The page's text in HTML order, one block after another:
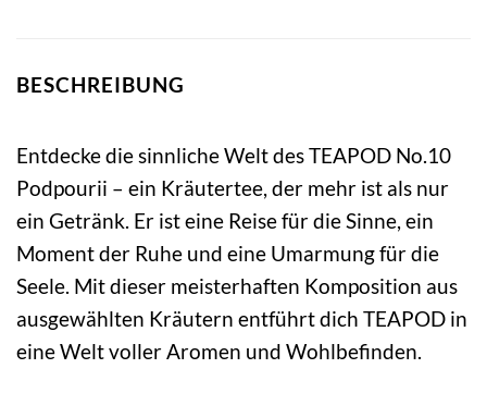
BESCHREIBUNG
Entdecke die sinnliche Welt des TEAPOD No.10
Podpourii – ein Kräutertee, der mehr ist als nur
ein Getränk. Er ist eine Reise für die Sinne, ein
Moment der Ruhe und eine Umarmung für die
Seele. Mit dieser meisterhaften Komposition aus
ausgewählten Kräutern entführt dich TEAPOD in
eine Welt voller Aromen und Wohlbefinden.